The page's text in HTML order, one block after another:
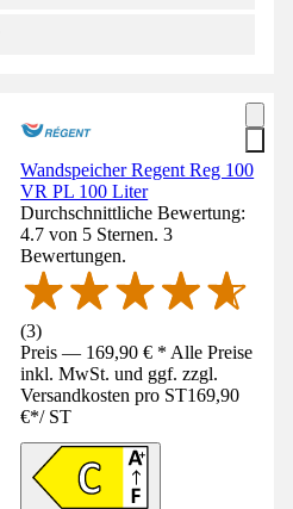
Wandspeicher Regent Reg 100
VR PL 100 Liter
Durchschnittliche Bewertung:
4.7 von 5 Sternen. 3
Bewertungen.
(3)
Preis — 169,90 € * Alle Preise
inkl. MwSt. und ggf. zzgl.
Versandkosten pro ST169,90
€*/ ST